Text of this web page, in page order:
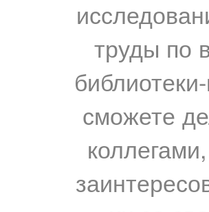
труды по
сможете